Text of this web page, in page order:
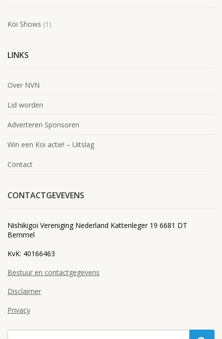
Koi Shows (1)
LINKS
Over NVN
Lid worden
Adverteren Sponsoren
Win een Koi actie! – Uitslag
Contact
CONTACTGEVEVENS
Nishikigoi Vereniging Nederland Kattenleger 19 6681 DT
Bemmel
KvK: 40166463
Bestuur en contactgegevens
Disclaimer
Privacy